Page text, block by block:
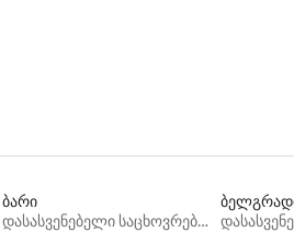
ბარი
დასასვენებელი საცხოვრებლები